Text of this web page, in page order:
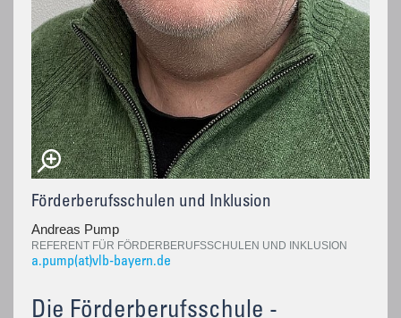
Förderberufsschulen und Inklusion
Andreas Pump
REFERENT FÜR FÖRDERBERUFSSCHULEN UND INKLUSION
a.pump(at)vlb-bayern.de
Die Förderberufsschule -